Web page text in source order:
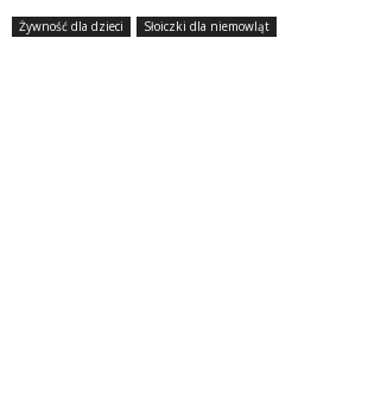
Żywność dla dzieci Słoiczki dla niemowląt